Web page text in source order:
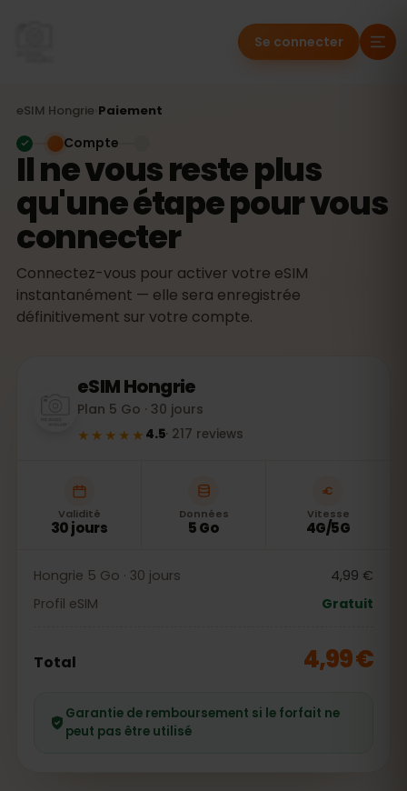
Se connecter
eSIM Hongrie Paiement
Il ne vous reste plus
qu'une étape pour vous
connecter
Connectez-vous pour activer votre eSIM
instantanément — elle sera enregistrée
définitivement sur votre compte.
Compte
eSIMHongrie
Plan 5 Go · 30 jours
★★★★★ 4.5· 217 reviews
Validité
30 jours
Données
5 Go
Vitesse
4G/5G
Hongrie 5 Go · 30 jours
4,99 €
Profil eSIM
Gratuit
Total 4,99 €
Garantie de remboursement si le forfait ne
peut pas être utilisé